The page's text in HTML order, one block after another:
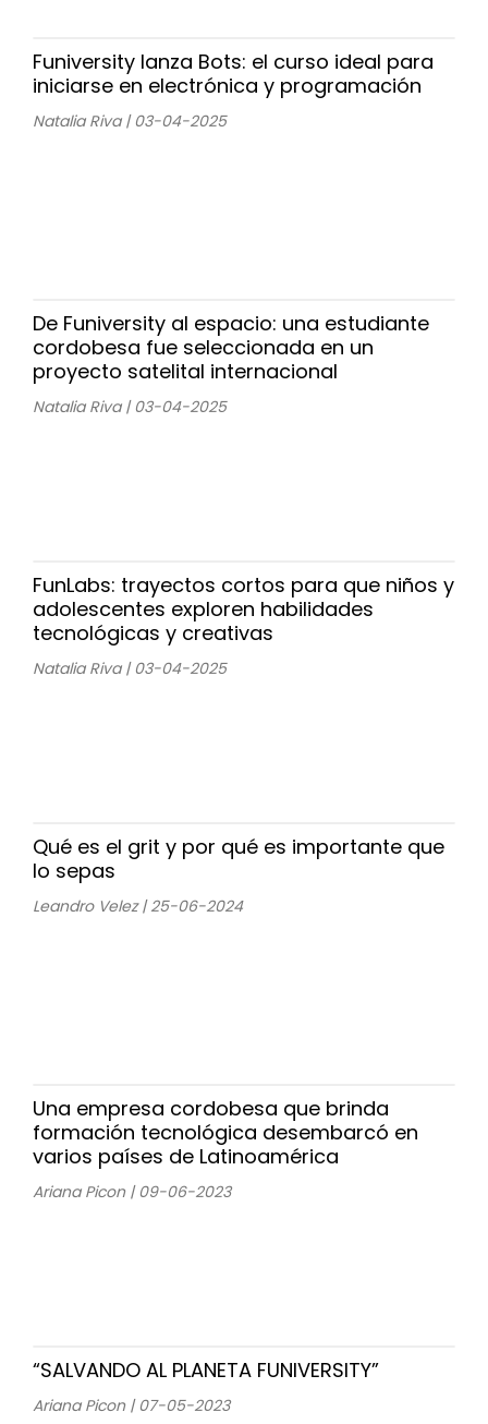
Funiversity lanza Bots: el curso ideal para
iniciarse en electrónica y programación
Natalia Riva | 03-04-2025
De Funiversity al espacio: una estudiante
cordobesa fue seleccionada en un
proyecto satelital internacional
Natalia Riva | 03-04-2025
FunLabs: trayectos cortos para que niños y
adolescentes exploren habilidades
tecnológicas y creativas
Natalia Riva | 03-04-2025
Qué es el grit y por qué es importante que
lo sepas
Leandro Velez | 25-06-2024
Una empresa cordobesa que brinda
formación tecnológica desembarcó en
varios países de Latinoamérica
Ariana Picon | 09-06-2023
“SALVANDO AL PLANETA FUNIVERSITY”
Ariana Picon | 07-05-2023